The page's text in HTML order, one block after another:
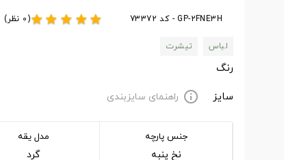
GP-2FNE3H - کد 73372 star
star
star
star
star(0 نظر)
لباس
تیشرت
رنگ
سایز
info راهنمای سایزبندی
جنس پارچه
نخ پنبه
مدل یقه
گرد